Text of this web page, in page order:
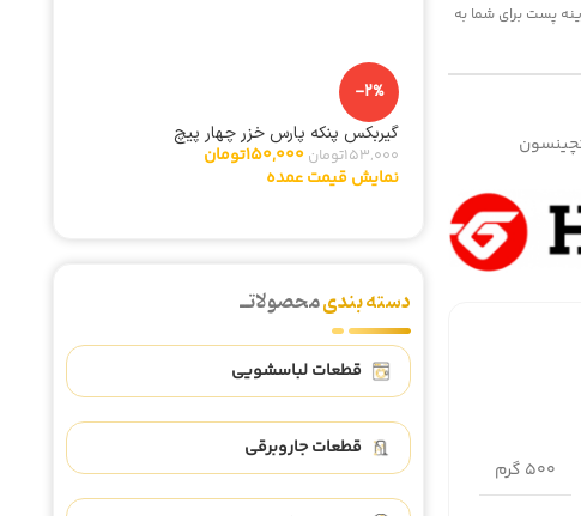
تومان شود هزینه پست برای شما به
500 گرم
-2%
گیربکس پنکه پارس خزر چهار پیچ
153,000تومان 150,000تومان
نمایش قیمت عمده
دسته بندیمحصولاتــ
قطعات لباسشویی
قطعات جاروبرقی